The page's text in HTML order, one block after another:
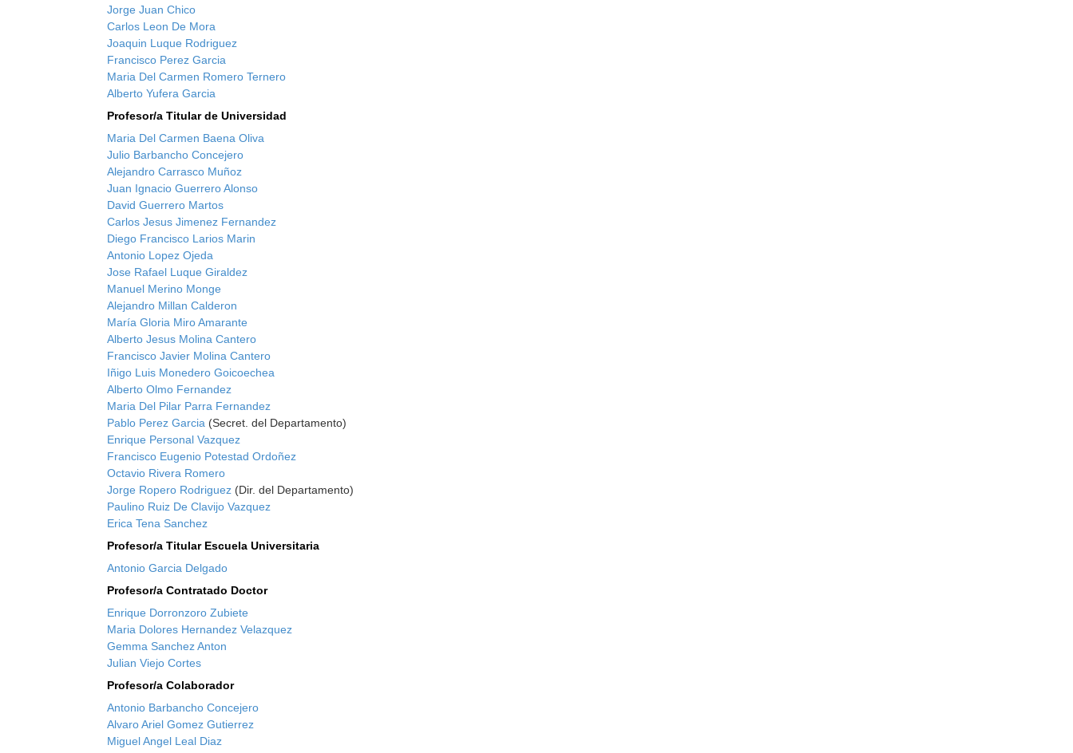
Jorge Juan Chico
Carlos Leon De Mora
Joaquin Luque Rodriguez
Francisco Perez Garcia
Maria Del Carmen Romero Ternero
Alberto Yufera Garcia
Profesor/a Titular de Universidad
Maria Del Carmen Baena Oliva
Julio Barbancho Concejero
Alejandro Carrasco Muñoz
Juan Ignacio Guerrero Alonso
David Guerrero Martos
Carlos Jesus Jimenez Fernandez
Diego Francisco Larios Marin
Antonio Lopez Ojeda
Jose Rafael Luque Giraldez
Manuel Merino Monge
Alejandro Millan Calderon
María Gloria Miro Amarante
Alberto Jesus Molina Cantero
Francisco Javier Molina Cantero
Iñigo Luis Monedero Goicoechea
Alberto Olmo Fernandez
Maria Del Pilar Parra Fernandez
Pablo Perez Garcia (Secret. del Departamento)
Enrique Personal Vazquez
Francisco Eugenio Potestad Ordoñez
Octavio Rivera Romero
Jorge Ropero Rodriguez (Dir. del Departamento)
Paulino Ruiz De Clavijo Vazquez
Erica Tena Sanchez
Profesor/a Titular Escuela Universitaria
Antonio Garcia Delgado
Profesor/a Contratado Doctor
Enrique Dorronzoro Zubiete
Maria Dolores Hernandez Velazquez
Gemma Sanchez Anton
Julian Viejo Cortes
Profesor/a Colaborador
Antonio Barbancho Concejero
Alvaro Ariel Gomez Gutierrez
Miguel Angel Leal Diaz